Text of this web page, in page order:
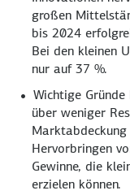
großen
bis 2024
Bei den kleinen
nur auf37 %.
Wichtige
über weniger
Hervorbringen
Gewinne, die
erzielen können.